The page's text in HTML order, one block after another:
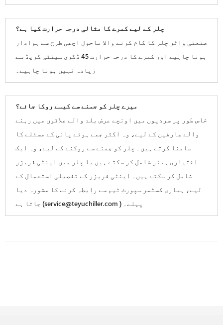
چلر کے لیے کمرے کا مثالی درجہ حرارت کیا ہے؟
صنعتی واٹر چلر کا کام کرنے والا ماحول اچھی طرح سے ہوادار
ہونا چاہیے اور کمرے کا درجہ حرارت 45 ڈگری سینٹی گریڈ سے
زیادہ نہیں ہونا چاہیے۔
میرے چلر کو جمنے سے کیسے روکا جائے؟
خاص طور پر سردیوں میں اونچے عرض بلد والے علاقوں میں رہنے
والے صارفین کے لیے، وہ اکثر جمے ہوئے پانی کے مسئلے کا
سامنا کرتے ہیں۔ چلر کو جمنے سے روکنے کے لیے، وہ ایک
اختیاری ہیٹر شامل کر سکتے ہیں یا چلر میں اینٹی فریزر
شامل کر سکتے ہیں۔ اینٹی فریزر کے تفصیلی استعمال کے
لیے، ہماری کسٹمر سپورٹ ٹیم سے رابطہ کرنے کا مشورہ دیا
جاتا ہے (service@teyuchiller.com ) پہلے۔